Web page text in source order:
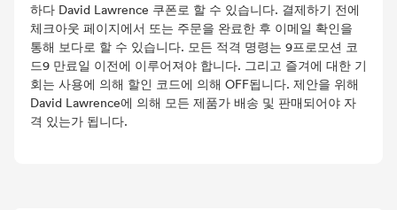
하다 David Lawrence 쿠폰로 할 수 있습니다. 결제하기 전에
체크아웃 페이지에서 또는 주문을 완료한 후 이메일 확인을
통해 보다로 할 수 있습니다. 모든 적격 명령는 9프로모션 코
드9 만료일 이전에 이루어져야 합니다. 그리고 즐겨에 대한 기
회는 사용에 의해 할인 코드에 의해 OFF됩니다. 제안을 위해
David Lawrence에 의해 모든 제품가 배송 및 판매되어야 자
격 있는가 됩니다.